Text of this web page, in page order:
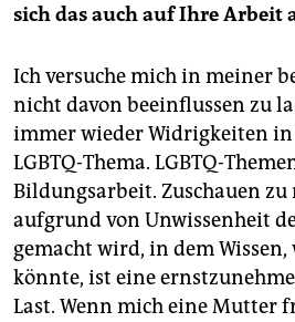
sich das auch auf Ihre Arbeit
Ich versuche mich in meiner
nicht davon beeinflussen zu
immer wieder Widrigkeiten in
LGBTQ-Thema. LGBTQ-
Bildungsarbeit. Zuschauen zu
aufgrund von Unwissenheit
gemacht wird, in dem
könnte, ist eine
Last. Wenn mich eine Mutter